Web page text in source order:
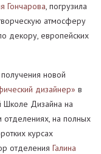
Гончарова, погрузила
атмосферу
декору, европейских
новой
дизайнер» в
Дизайна на
на полных
курсах
отделения Галина